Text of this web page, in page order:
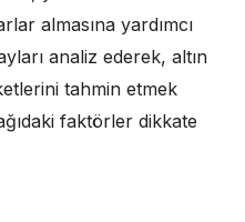
almasına yardımcı
analiz ederek, altın
tahmin etmek
faktörler dikkate